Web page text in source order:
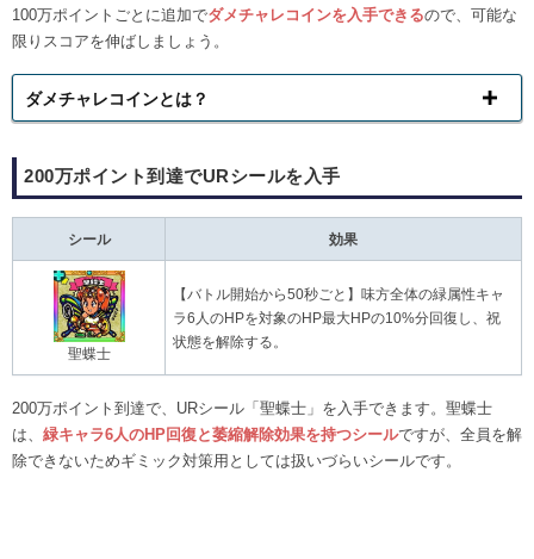
100万ポイントごとに追加でダメチャレコインを入手できるので、可能な
限りスコアを伸ばしましょう。
ダメチャレコインとは？
200万ポイント到達でURシールを入手
シール 効果
聖蝶士
【バトル開始から50秒ごと】味方全体の緑属性キャ
ラ6人のHPを対象のHP最大HPの10%分回復し、祝
状態を解除する。
200万ポイント到達で、URシール「聖蝶士」を入手できます。聖蝶士
は、 緑キャラ6人のHP回復と萎縮解除効果を持つシールですが、全員を解
除できないためギミック対策用としては扱いづらいシールです。